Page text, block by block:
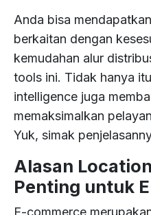
Analytics
&
Marketing
Reputation
Brand
Product
Development
Customer
Satisfaction
Insight
Urban
Planning
Retail
Property
Business
Politics
&
Policy
solutions
can
take
your
team
next
level.
Consumer
Goods
Education
Public
Technology
and
effective
decisions.
Insight
Case
Study
grow.
With
proven
track
record,
Kazee
leverages
edge
technology
to
Big
Data
&
Consulting
Big
Data
&
Training
Anda bisa
berkaitan dengan
kemudahan alur
tools ini. Tidak hanya
intelligence juga
memaksimalkan
Yuk, simak
Alasan
Penting untuk
E-commerce